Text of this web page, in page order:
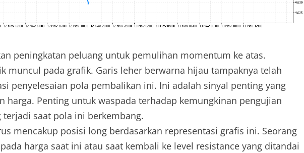
peningkatan peluang untuk pemulihan momentum ke atas.
muncul pada grafik. Garis leher berwarna hijau tampaknya telah
penyelesaian pola pembalikan ini. Ini adalah sinyal penting yang
harga. Penting untuk waspada terhadap kemungkinan pengujian
terjadi saat pola ini berkembang.
mencakup posisi long berdasarkan representasi grafis ini. Seorang
harga saat ini atau saat kembali ke level resistance yang ditandai